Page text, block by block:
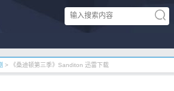
> 《桑迪顿第三季》Sanditon 迅雷下载